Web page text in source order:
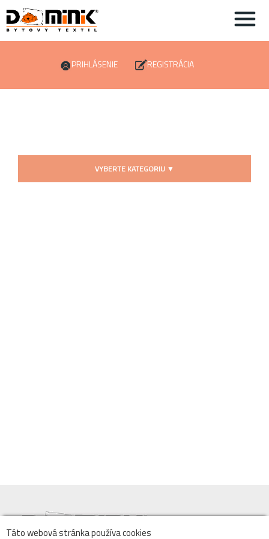
PRIHLÁSENIE REGISTRÁCIA
VYBERTE KATEGORIU ▼
Táto webová stránka používa cookies